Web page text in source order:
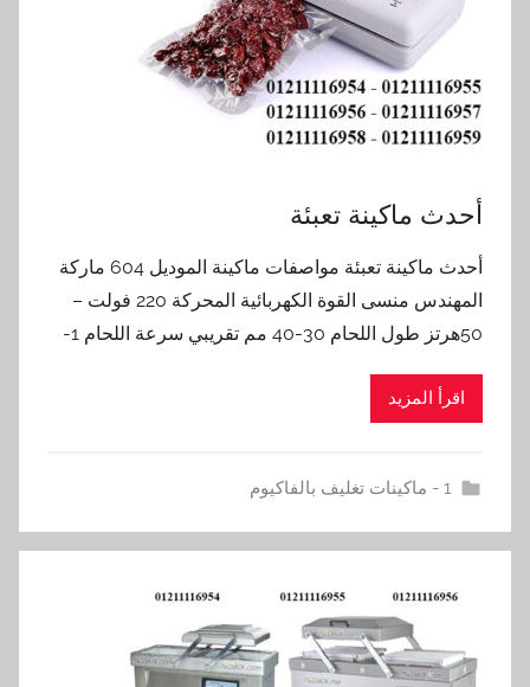
أحدث ماكينة تعبئة
أحدث ماكينة تعبئة مواصفات ماكينة الموديل 604 ماركة
المهندس منسى القوة الكهربائية المحركة 220 فولت –
50هرتز طول اللحام 30-40 مم تقريبي سرعة اللحام 1-
اقرأ المزيد
1 - ماكينات تغليف بالفاكيوم